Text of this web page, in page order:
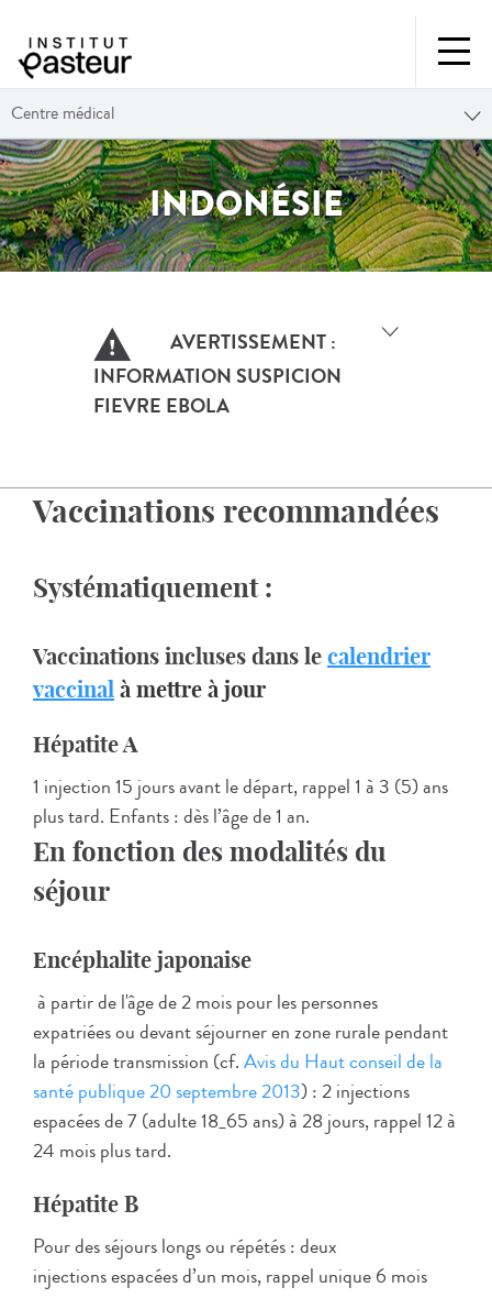
Centre médical
INDONÉSIE
AVERTISSEMENT :
INFORMATION SUSPICION
FIEVRE EBOLA
Vaccinations recommandées
Systématiquement :
Vaccinations incluses dans le calendrier
vaccinal à mettre à jour
Hépatite A
1 injection 15 jours avant le départ, rappel 1 à 3 (5) ans
plus tard. Enfants : dès l’âge de 1 an.
En fonction des modalités du
séjour
Encéphalite japonaise
à partir de l'âge de 2 mois pour les personnes
expatriées ou devant séjourner en zone rurale pendant
la période transmission (cf.Avis du Haut conseil de la
santé publique 20 septembre 2013) : 2 injections
espacées de 7 (adulte 18_65 ans) à 28 jours, rappel 12 à
24 mois plus tard.
Hépatite B
Pour des séjours longs ou répétés : deux
injections espacées d’un mois, rappel unique 6 mois